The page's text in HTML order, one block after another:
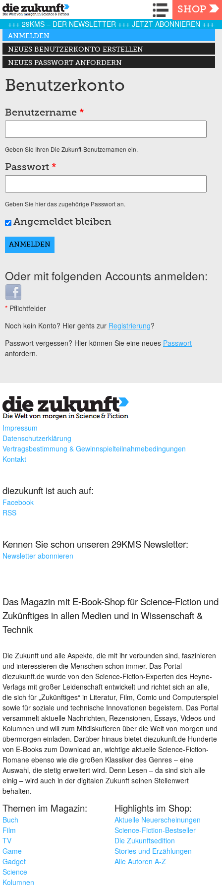
Navigation
SHOP
+++ 29KMS – DER NEWSLETTER +++ JETZT ABONNIEREN +++
Haupt-Reiter
ANMELDEN
(AKTIVER REITER)
NEUES BENUTZERKONTO ERSTELLEN
NEUES PASSWORT ANFORDERN
Benutzerkonto
Benutzername *
Geben Sie Ihren Die Zukunft-Benutzernamen ein.
Passwort *
Geben Sie hier das zugehörige Passwort an.
Angemeldet bleiben
Oder mit folgenden Accounts anmelden:
Login with Facebook
* Pflichtfelder
Noch kein Konto? Hier gehts zur Registrierung?
Passwort vergessen? Hier können Sie eine neues Passwort
anfordern.
Impressum
Datenschutzerklärung
Vertragsbestimmung & Gewinnspielteilnahmebedingungen
Kontakt
diezukunft ist auch auf:
Facebook
RSS
Kennen Sie schon unseren 29KMS Newsletter:
Newsletter abonnieren
Das Magazin mit E-Book-Shop für Science-Fiction und
Zukünftiges in allen Medien und in Wissenschaft &
Technik
Die Zukunft und alle Aspekte, die mit ihr verbunden sind, faszinieren
und interessieren die Menschen schon immer. Das Portal
diezukunft.de wurde von den Science-Fiction-Experten des Heyne-
Verlags mit großer Leidenschaft entwickelt und richtet sich an alle,
die sich für „Zukünftiges“ in Literatur, Film, Comic und Computerspiel
sowie für soziale und technische Innovationen begeistern. Das Portal
versammelt aktuelle Nachrichten, Rezensionen, Essays, Videos und
Kolumnen und will zum Mitdiskutieren über die Welt von morgen und
übermorgen einladen. Darüber hinaus bietet diezukunft.de Hunderte
von E-Books zum Download an, wichtige aktuelle Science-Fiction-
Romane ebenso wie die großen Klassiker des Genres – eine
Auswahl, die stetig erweitert wird. Denn Lesen – da sind sich alle
einig – wird auch in der digitalen Zukunft seinen Stellenwert
behalten.
Themen im Magazin:
Buch
Film
TV
Game
Gadget
Science
Kolumnen
Highlights im Shop:
Aktuelle Neuerscheinungen
Science-Fiction-Bestseller
Die Zukunftsedition
Stories und Erzählungen
Alle Autoren A-Z